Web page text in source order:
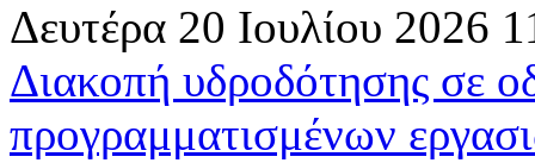
Δευτέρα 20 Ιουλίου 2026
Διακοπή υδροδότησης σε
προγραμματισμένων